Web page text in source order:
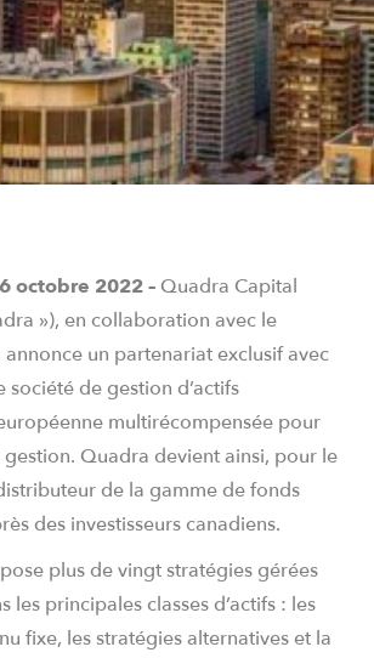
octobre 2022 – Quadra Capital
»), en collaboration avec le
un partenariat exclusif avec
société de gestion d’actifs
multirécompensée pour
Quadra devient ainsi, pour le
de la gamme de fonds
des investisseurs canadiens.
plus de vingt stratégies gérées
les principales classes d’actifs : les
fixe, les stratégies alternatives et la